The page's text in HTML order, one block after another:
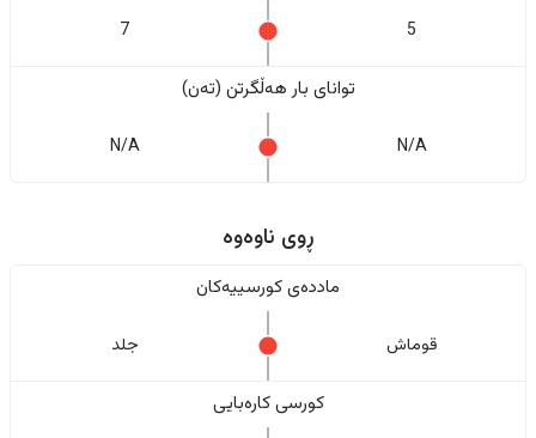
5
7
تواناى بار هەڵگرتن (تەن)
N/A
N/A
ڕوی ناوەوە
ماددەی کورسییەکان
قوماش جلد
کورسی کارەبایی